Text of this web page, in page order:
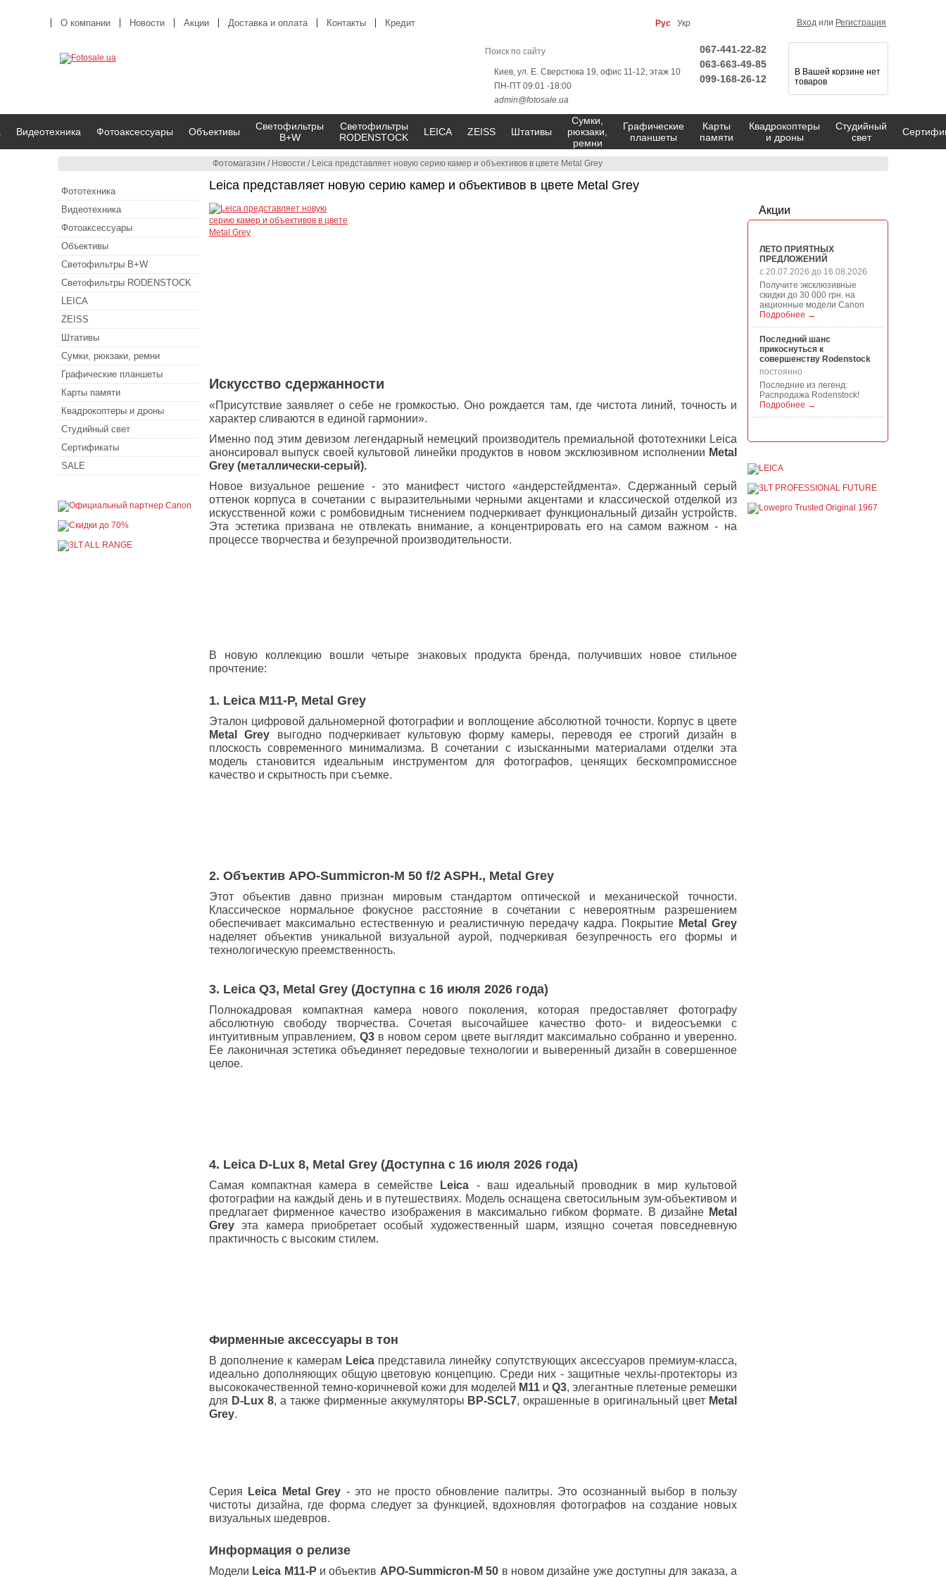
Фотомагазин / Новости / Leica представляет новую серию камер и объективов в цвете Metal Grey
Leica представляет новую серию камер и объективов в цвете Metal Grey
Искусство сдержанности
«Присутствие заявляет о себе не громкостью. Оно рождается там, где чистота линий, точность и
характер сливаются в единой гармонии».
Именно под этим девизом легендарный немецкий производитель премиальной фототехники Leica
анонсировал выпуск своей культовой линейки продуктов в новом эксклюзивном исполнении Metal
Grey (металлически-серый).
Новое визуальное решение - это манифест чистого «андерстейдмента». Сдержанный серый
оттенок корпуса в сочетании с выразительными черными акцентами и классической отделкой из
искусственной кожи с ромбовидным тиснением подчеркивает функциональный дизайн устройств.
Эта эстетика призвана не отвлекать внимание, а концентрировать его на самом важном - на
процессе творчества и безупречной производительности.
В новую коллекцию вошли четыре знаковых продукта бренда, получивших новое стильное
прочтение:
1. Leica M11-P, Metal Grey
Эталон цифровой дальномерной фотографии и воплощение абсолютной точности. Корпус в цвете
Metal Grey выгодно подчеркивает культовую форму камеры, переводя ее строгий дизайн в
плоскость современного минимализма. В сочетании с изысканными материалами отделки эта
модель становится идеальным инструментом для фотографов, ценящих бескомпромиссное
качество и скрытность при съемке.
2. Объектив APO-Summicron-M 50 f/2 ASPH., Metal Grey
Этот объектив давно признан мировым стандартом оптической и механической точности.
Классическое нормальное фокусное расстояние в сочетании с невероятным разрешением
обеспечивает максимально естественную и реалистичную передачу кадра. Покрытие Metal Grey
наделяет объектив уникальной визуальной аурой, подчеркивая безупречность его формы и
технологическую преемственность.
3. Leica Q3, Metal Grey (Доступна с 16 июля 2026 года)
Полнокадровая компактная камера нового поколения, которая предоставляет фотографу
абсолютную свободу творчества. Сочетая высочайшее качество фото- и видеосъемки с
интуитивным управлением, Q3в новом сером цвете выглядит максимально собранно и уверенно.
Ее лаконичная эстетика объединяет передовые технологии и выверенный дизайн в совершенное
целое.
4. Leica D-Lux 8, Metal Grey (Доступна с 16 июля 2026 года)
Самая компактная камера в семействе Leica - ваш идеальный проводник в мир культовой
фотографии на каждый день и в путешествиях. Модель оснащена светосильным зум-объективом и
предлагает фирменное качество изображения в максимально гибком формате. В дизайне Metal
Grey эта камера приобретает особый художественный шарм, изящно сочетая повседневную
практичность с высоким стилем.
Фирменные аксессуары в тон
В дополнение к камерам Leicaпредставила линейку сопутствующих аксессуаров премиум-класса,
идеально дополняющих общую цветовую концепцию. Среди них - защитные чехлы-протекторы из
высококачественной темно-коричневой кожи для моделей M11 и Q3, элегантные плетеные ремешки
для D-Lux 8, а также фирменные аккумуляторы BP-SCL7, окрашенные в оригинальный цвет Metal
Grey.
Серия Leica Metal Grey - это не просто обновление палитры. Это осознанный выбор в пользу
чистоты дизайна, где форма следует за функцией, вдохновляя фотографов на создание новых
визуальных шедевров.
Информация о релизе
Модели Leica M11-P и объектив APO-Summicron-M 50 в новом дизайне уже доступны для заказа, а
Акции
ЛЕТО ПРИЯТНЫХ
ПРЕДЛОЖЕНИЙ
с 20.07.2026 до 16.08.2026
Получите эксклюзивные
скидки до 30 000 грн. на
акционные модели Canon
Подробнее →
Последний шанс
прикоснуться к
совершенству Rodenstock
постоянно
Последние из легенд:
Распродажа Rodenstock!
Подробнее →
Manfrotto, National
продукции Manfrotto, National
гарантиров...
Подробнее →
О компании Новости Акции Доставка и оплата Контакты Кредит Рус Укр Вход или Регистрация
Киев, ул. Е. Сверстюка 19, офис 11-12, этаж 10
ПН-ПТ 09:01 -18:00
admin@fotosale.ua
067-441-22-82
063-663-49-85
099-168-26-12
В Вашей корзине нет
товаров
Видеотехника Фотоаксессуары Объективы
Светофильтры
B+W
Светофильтры
RODENSTOCK
LEICA ZEISS Штативы
Сумки,
рюкзаки,
ремни
Графические
планшеты
Карты
памяти
Квадрокоптеры
и дроны
Студийный
свет
Фототехника
Видеотехника
Фотоаксессуары
Объективы
Светофильтры B+W
Светофильтры RODENSTOCK
LEICA
ZEISS
Штативы
Сумки, рюкзаки, ремни
Графические планшеты
Карты памяти
Квадрокоптеры и дроны
Студийный свет
Сертификаты
SALE